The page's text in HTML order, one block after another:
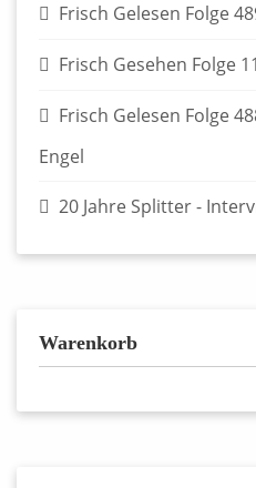
Frisch Gelesen Folge
Frisch Gesehen Folge
Frisch Gelesen Folge
Engel
20 Jahre Splitter -
Warenkorb